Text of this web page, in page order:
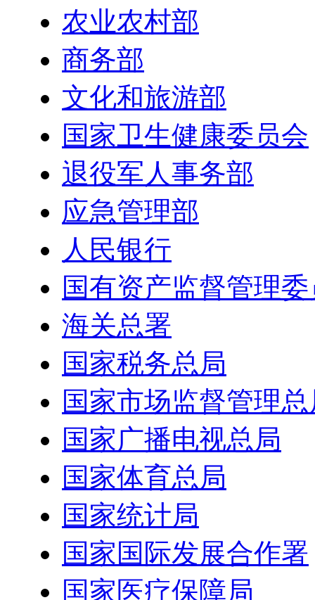
农业农村部
商务部
文化和旅游部
国家卫生健康委员会
退役军人事务部
应急管理部
人民银行
国有资产监督管理
海关总署
国家税务总局
国家市场监督管理
国家广播电视总局
国家体育总局
国家统计局
国家国际发展合作署
国家医疗保障局